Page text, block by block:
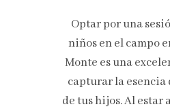
Optar por una
niños en el campo
Monte es una
capturar la
de tus hijos. Al estar